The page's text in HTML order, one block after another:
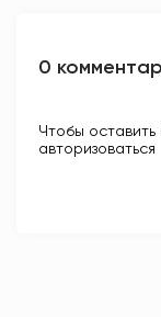
0
Чтобы
авторизоваться